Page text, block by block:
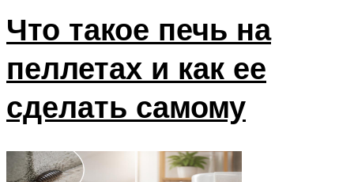
Что такое печь на
пеллетах и как ее
сделать самому